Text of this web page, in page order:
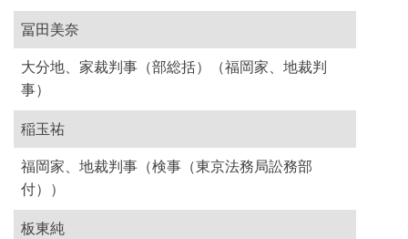
冨田美奈
大分地、家裁判事（部総括）（福岡家、地裁判
事）
稲玉祐
福岡家、地裁判事（検事（東京法務局訟務部
付））
板東純